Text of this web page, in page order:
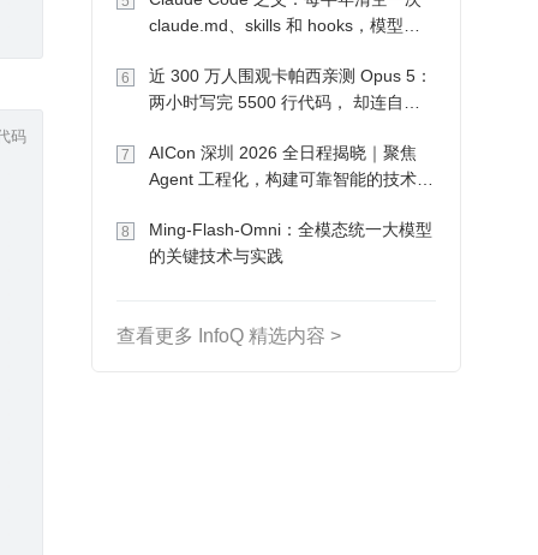
码
claude.md、skills 和 hooks，模型自
6
近 300 万人围观卡帕西亲测 Opus 5：
两小时写完 5500 行代码， 却连自己
7
AICon 深圳 2026 全日程揭晓｜聚焦
Agent 工程化，构建可靠智能的技术路
8
Ming-Flash-Omni：全模态统一大模型
的关键技术与实践
查看更多 InfoQ 精选内容 >